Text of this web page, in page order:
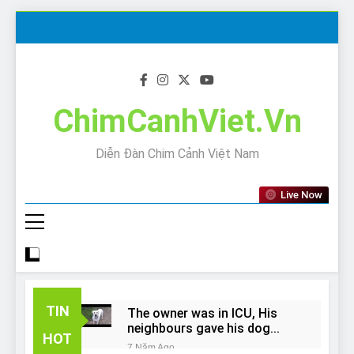
ChimCanhViet.Vn
Diễn Đàn Chim Cảnh Việt Nam
Live Now
TIN
HOT
The owner was in ICU, His
neighbours gave his dog
away!
7 Năm Ago